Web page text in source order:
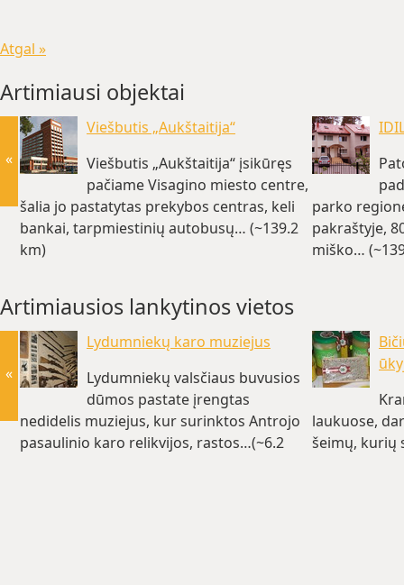
Atgal »
Artimiausi objektai
Viešbutis „Aukštaitija“
Viešbutis „Aukštaitija“ įsikūręs
pačiame Visagino miesto centre,
šalia jo pastatytas prekybos centras, keli
bankai, tarpmiestinių autobusų… (~139.2
km)
parko
pakraštyje,
miško…
«
Artimiausios lankytinos vietos
Lydumniekų karo muziejus
Lydumniekų valsčiaus buvusios
dūmos pastate įrengtas
nedidelis muziejus, kur surinktos Antrojo
pasaulinio karo relikvijos, rastos…(~6.2
laukuose,
šeimų, kurių
«